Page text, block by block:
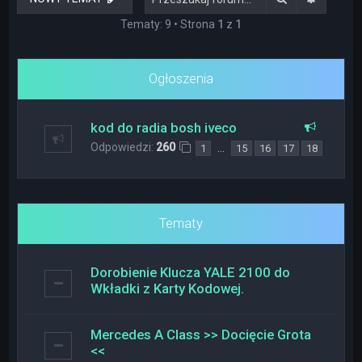
Tematy: 9 • Strona 1 z 1
Ogłoszenia
kod do radia bosh iveco
Odpowiedzi: 260 1 … 15 16 17 18
Tematy
Dorobienie Klucza YALE 2100 do
Wkładki z Karty Kodowej.
Mercedes A Class >> Docięcie Grota
<<